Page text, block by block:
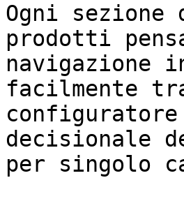
Ogni
prodotti
navigazione
facilmente
decisionale
per singolo